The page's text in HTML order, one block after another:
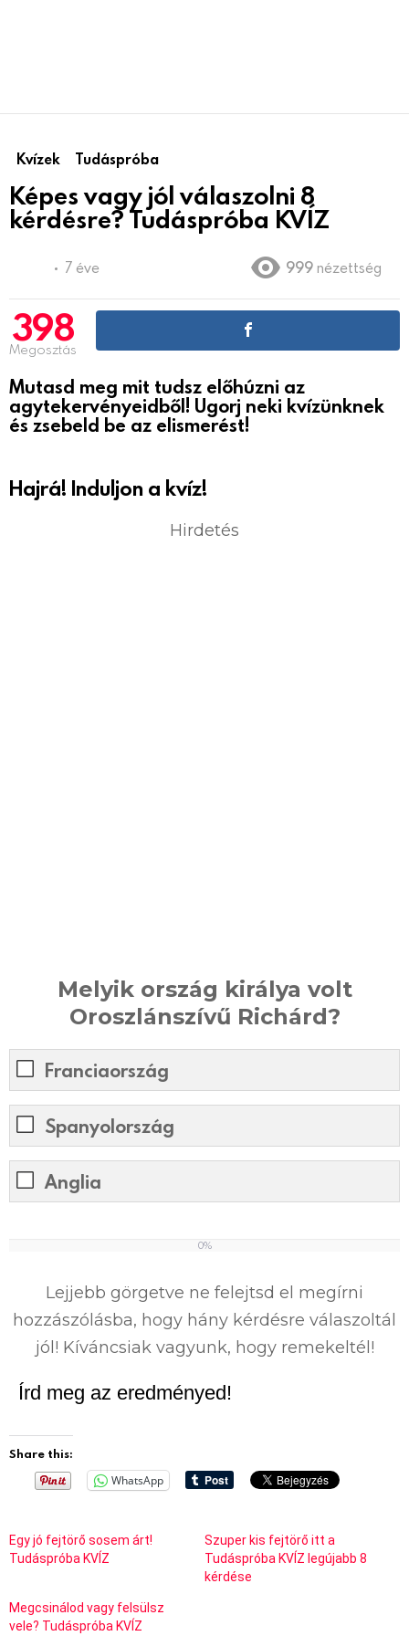
Kvízek Tudáspróba
Képes vagy jól válaszolni 8
kérdésre? Tudáspróba KVÍZ
7 éve 999 nézettség
398
Megosztás
Mutasd meg mit tudsz előhúzni az
agytekervényeidből! Ugorj neki kvízünknek
és zsebeld be az elismerést!
Hajrá! Induljon a kvíz!
Hirdetés
Melyik ország királya volt
Oroszlánszívű Richárd?
Franciaország
Spanyolország
Anglia
0%
Lejjebb görgetve ne felejtsd el megírni
hozzászólásba, hogy hány kérdésre válaszoltál
jól! Kíváncsiak vagyunk, hogy remekeltél!
Írd meg az eredményed!
Share this:
WhatsApp
Egy jó fejtörő sosem árt!
Tudáspróba KVÍZ
Szuper kis fejtörő itt a
Tudáspróba KVÍZ legújabb 8
kérdése
Megcsinálod vagy felsülsz
vele? Tudáspróba KVÍZ